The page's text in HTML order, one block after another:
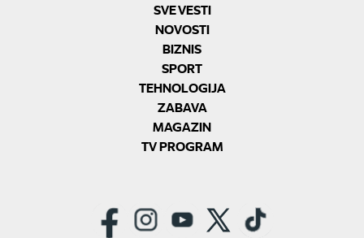
SVE VESTI
NOVOSTI
BIZNIS
SPORT
TEHNOLOGIJA
ZABAVA
MAGAZIN
TV PROGRAM